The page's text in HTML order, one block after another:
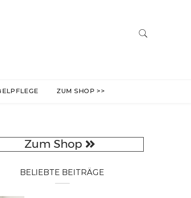
ZUM SHOP >>
BELIEBTE BEITRÄGE